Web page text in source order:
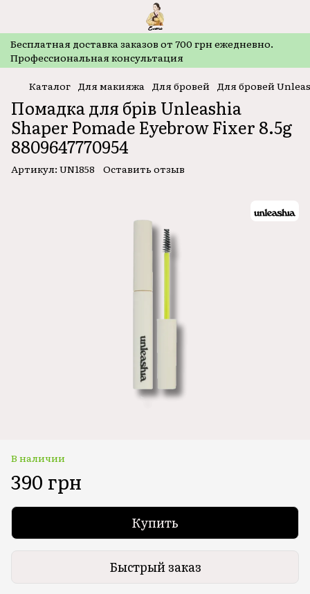
Бесплатная доставка заказов от 700 грн ежедневно.
Профессиональная консультация
Каталог Для макияжа Для бровей Для бровей
Помадка для брів Unleashia
Shaper Pomade Eyebrow Fixer 8.5g
8809647770954
Артикул: UN1858 Оставить отзыв
В наличии
390 грн
Купить
Быстрый заказ